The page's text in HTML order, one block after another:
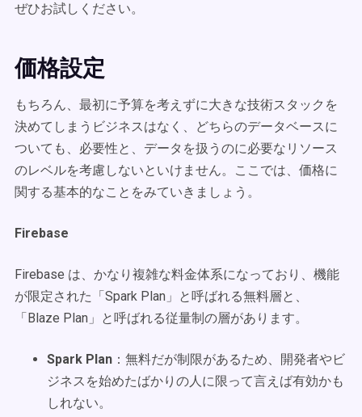
ぜひお試しください。
価格設定
もちろん、最初に予算を考えずに大きな技術スタックを
決めてしまうビジネスはなく、どちらのデータベースに
ついても、必要性と、データを扱うのに必要なリソース
のレベルを考慮しないといけません。ここでは、価格に
関する基本的なことをみていきましょう。
Firebase
Firebase は、かなり複雑な料金体系になっており、機能
が限定された「Spark Plan」と呼ばれる無料層と、
「Blaze Plan」と呼ばれる従量制の層があります。
Spark Plan ：無料だが制限があるため、開発者やビ
ジネスを始めたばかりの人に限って言えば有効かも
しれない。